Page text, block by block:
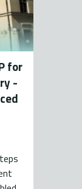
for
-